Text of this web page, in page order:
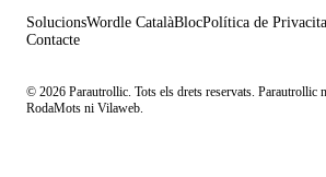
SolucionsWordle CatalàBlocPolítica de
Contacte
© 2026 Parautrollic. Tots els drets reservats. Parautrollic
RodaMots ni Vilaweb.